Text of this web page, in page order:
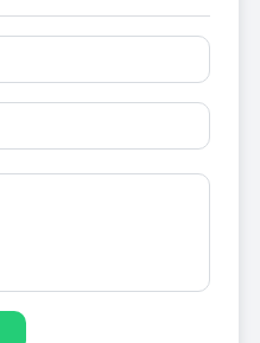
liens ne sont pas autorisés.